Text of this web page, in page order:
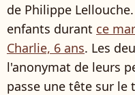
de Philippe
enfants durant ce
Charlie, 6 ans. Les
l'anonymat de leurs
passe une tête sur le